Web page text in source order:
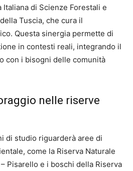
Italiana di Scienze Forestali e
Tuscia, che cura il
Questa sinergia permette di
in contesti reali, integrando il
con i bisogni delle comunità
nelle riserve
di studio riguarderà aree di
come la Riserva Naturale
Pisarello e i boschi della Riserva